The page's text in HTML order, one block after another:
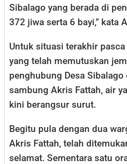
Sibalago yang berada di
372 jiwa serta 6 bayi,” kata
Untuk situasi terakhir
yang telah memutuskan
penghubung Desa Sibalago
sambung Akris Fattah, air
kini berangsur surut.
Begitu pula dengan dua
Akris Fattah, telah
selamat. Sementara satu